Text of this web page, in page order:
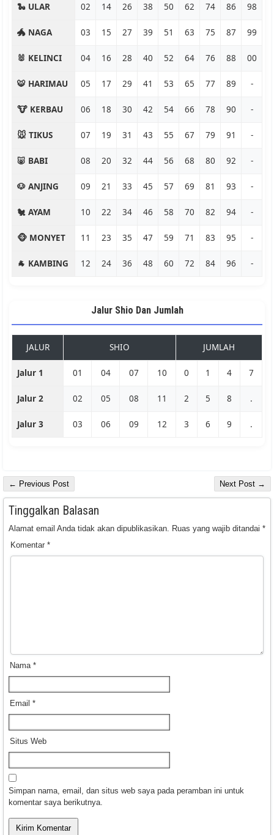
🐍 ULAR 02 14 26 38 50 62 74 86 98
🐲 NAGA 03 15 27 39 51 63 75 87 99
🐰 KELINCI 04 16 28 40 52 64 76 88 00
🐯 HARIMAU 05 17 29 41 53 65 77 89 -
🐮 KERBAU 06 18 30 42 54 66 78 90 -
🐭 TIKUS 07 19 31 43 55 67 79 91 -
🐷 BABI 08 20 32 44 56 68 80 92 -
🐶 ANJING 09 21 33 45 57 69 81 93 -
🐔 AYAM 10 22 34 46 58 70 82 94 -
🐵 MONYET 11 23 35 47 59 71 83 95 -
🐐 KAMBING 12 24 36 48 60 72 84 96 -
Jalur Shio Dan Jumlah
JALUR SHIO JUMLAH
Jalur 1 01 04 07 10 0 1 4 7
Jalur 2 02 05 08 11 2 5 8 .
Jalur 3 03 06 09 12 3 6 9 .
← Previous Post Next Post →
Tinggalkan Balasan
Alamat email Anda tidak akan dipublikasikan. Ruas yang wajib ditandai *
Komentar *
Nama *
Email *
Situs Web
Simpan nama, email, dan situs web saya pada peramban ini untuk
komentar saya berikutnya.